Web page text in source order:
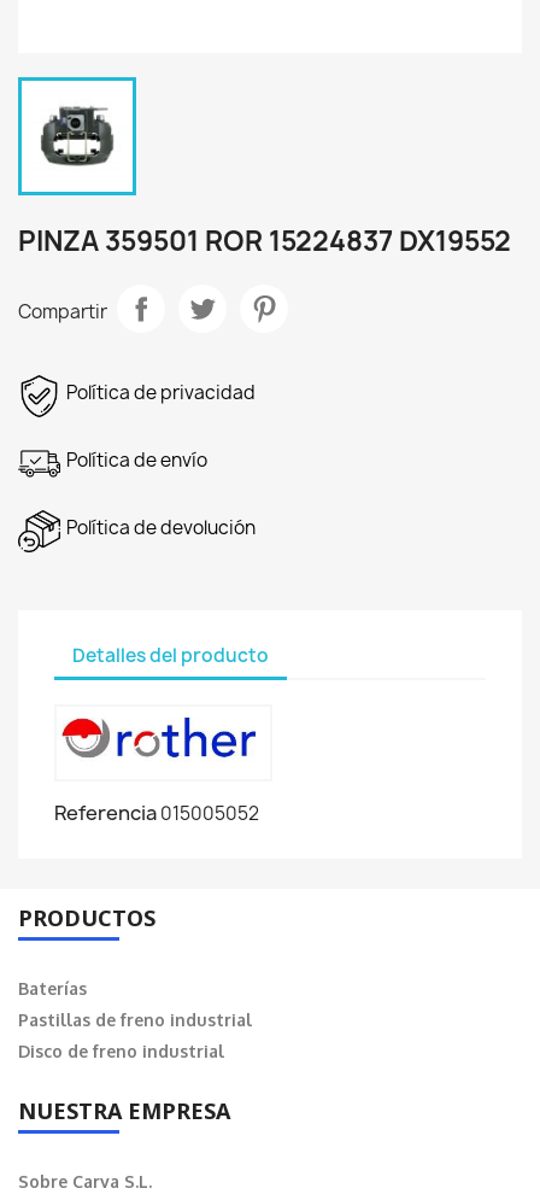
PINZA 359501 ROR 15224837 DX19552
Compartir
Política de privacidad
Política de envío
Política de devolución
Detalles del producto
Referencia015005052
PRODUCTOS
Baterías
Pastillas de freno industrial
Disco de freno industrial
NUESTRA EMPRESA
Sobre Carva S.L.